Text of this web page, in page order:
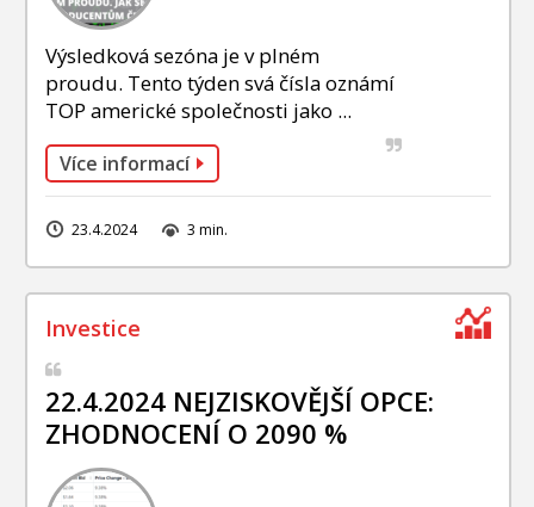
Výsledková sezóna je v plném
proudu. Tento týden svá čísla oznámí
TOP americké společnosti jako ...
Více informací
23.4.2024 3 min.
22.4.2024 NEJZISKOVĚJŠÍ OPCE:
ZHODNOCENÍ O 2090 %